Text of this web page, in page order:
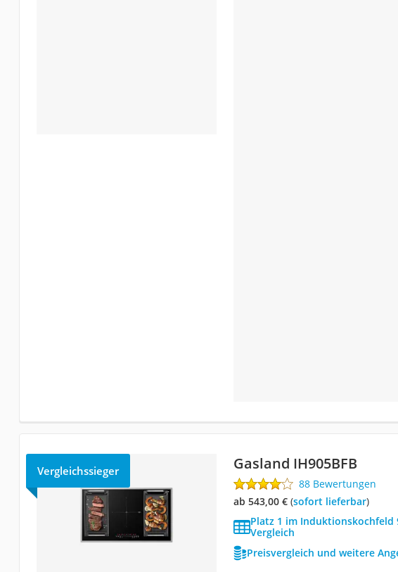
Vergleichssieger Gasland IH905BFB
88 Bewertungen
ab 543,00 €( Sofort lieferbar)
Platz 1 im Induktionskochfeld
Vergleich
Preisvergleich und weitere